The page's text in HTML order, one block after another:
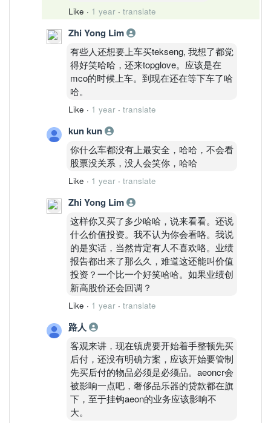
Like · 1 year · translate
Zhi Yong Lim
有些人还想要上车买tekseng, 我想了都觉
得好笑哈哈，还来topglove。应该是在
mco的时候上车。到现在还在等下车了哈
哈。
Like · 1 year · translate
kun kun
你什么车都没有上最安全，哈哈，不会看
股票没关系，没人会笑你，哈哈
Like · 1 year · translate
Zhi Yong Lim
这样你又买了多少哈哈，说来看看。还说
什么价值投资。我不认为你会看咯。我说
的是实话，当然肯定有人不喜欢咯。业绩
报告都出来了那么久，难道这还能叫价值
投资？一个比一个好笑哈哈。如果业绩创
新高股价还会回调？
Like · 1 year · translate
路人
客观来讲，现在镇虎要开始着手整顿先买
后付，还没有明确方案，应该开始要管制
先买后付的物品必须是必须品。aeoncr会
被影响一点吧，奢侈品乐器的贷款都在旗
下，至于挂钩aeon的业务应该影响不
大。